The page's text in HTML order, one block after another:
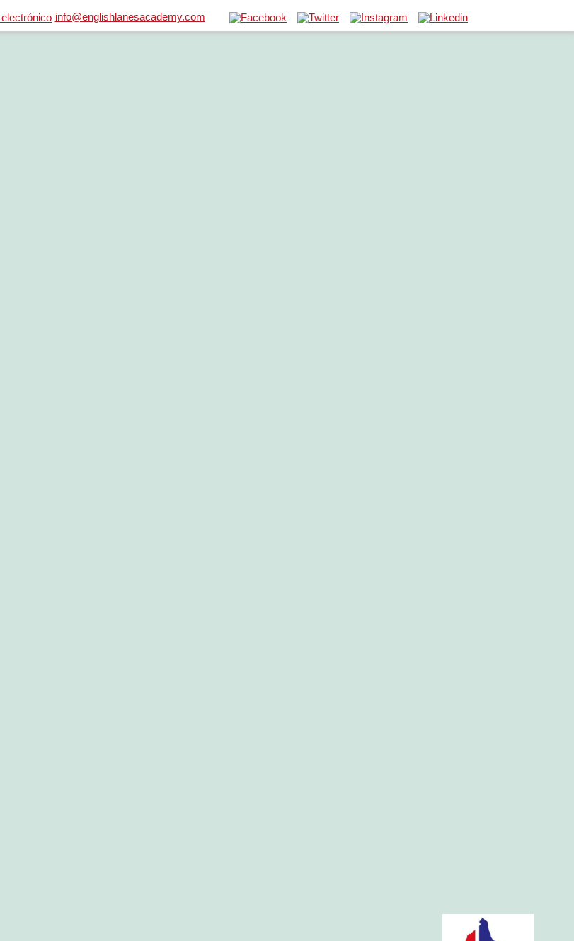
info@englishlanesacademy.com